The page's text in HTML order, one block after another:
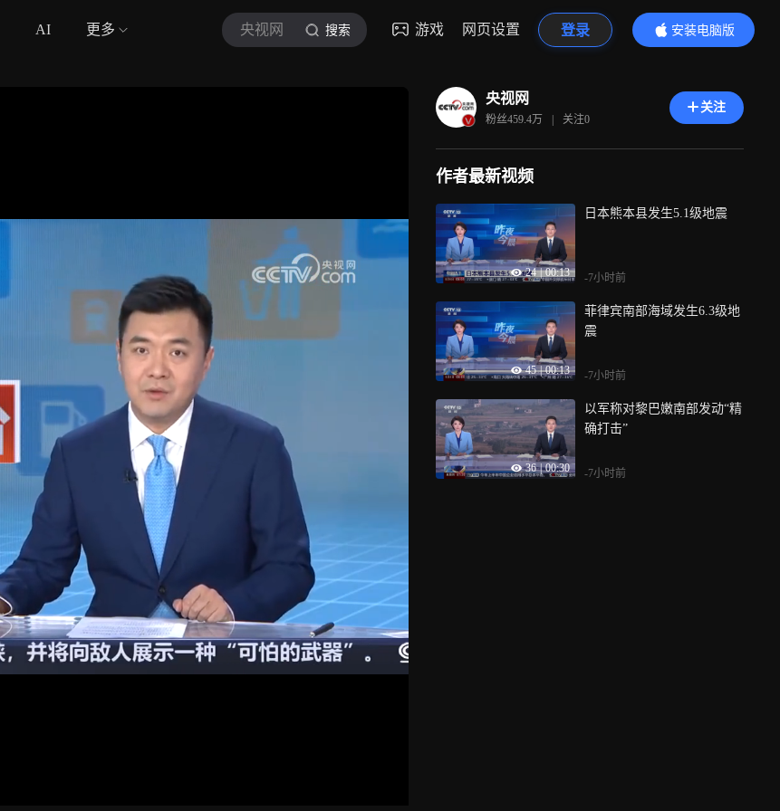
AI 更多 央视网 搜索 游戏 网页设置 登录
安装电脑版
内容更精彩
央视网
粉丝459.4万 | 关注0
关注
作者最新视频
24 | 00:13
日本熊本县发生5.1级地震
-7小时前
45 | 00:13
菲律宾南部海域发生6.3级地
震
-7小时前
36 | 00:30
以军称对黎巴嫩南部发动“精
确打击”
-7小时前